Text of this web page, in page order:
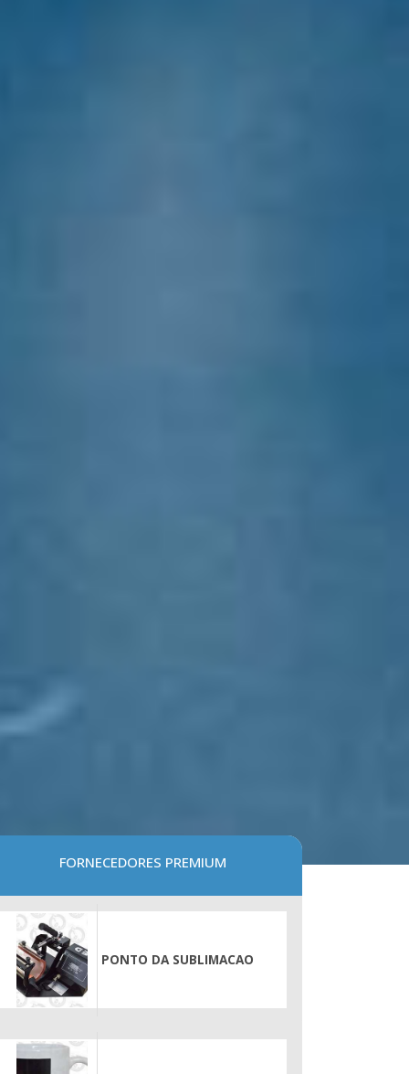
FORNECEDORES PREMIUM
PONTO DA SUBLIMACAO